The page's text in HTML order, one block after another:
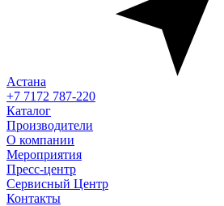
Астана
+7 7172 787-220
Каталог
Производители
О компании
Мероприятия
Пресс-центр
Сервисный Центр
Контакты